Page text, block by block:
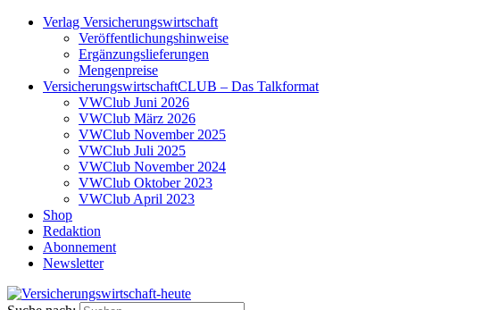
Verlag Versicherungswirtschaft
Veröffentlichungshinweise
Ergänzungslieferungen
Mengenpreise
VersicherungswirtschaftCLUB – Das Talkformat
VWClub Juni 2026
VWClub März 2026
VWClub November 2025
VWClub Juli 2025
VWClub November 2024
VWClub Oktober 2023
VWClub April 2023
Shop
Redaktion
Abonnement
Newsletter